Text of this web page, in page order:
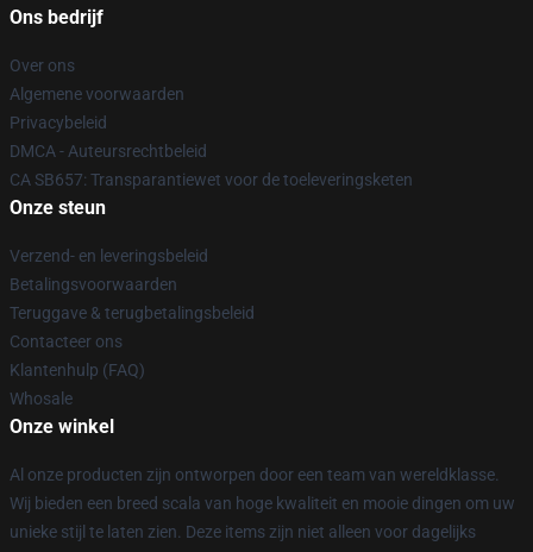
Ons bedrijf
Over ons
Algemene voorwaarden
Privacybeleid
DMCA - Auteursrechtbeleid
CA SB657: Transparantiewet voor de toeleveringsketen
Onze steun
Verzend- en leveringsbeleid
Betalingsvoorwaarden
Teruggave & terugbetalingsbeleid
Contacteer ons
Klantenhulp (FAQ)
Whosale
Onze winkel
Al onze producten zijn ontworpen door een team van wereldklasse.
Wij bieden een breed scala van hoge kwaliteit en mooie dingen om uw
unieke stijl te laten zien. Deze items zijn niet alleen voor dagelijks